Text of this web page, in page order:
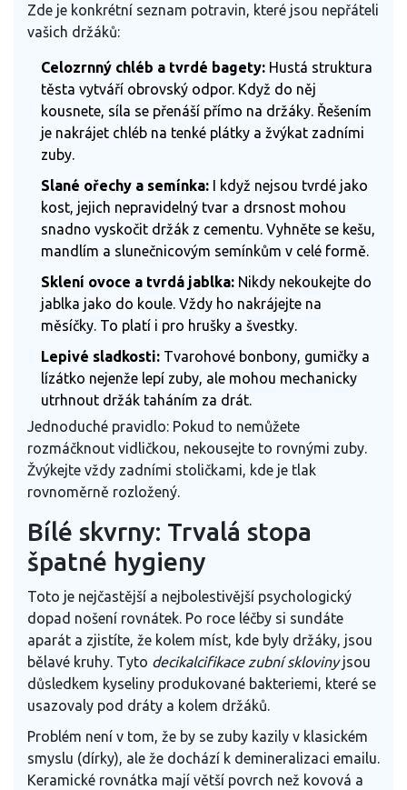
Zde je konkrétní seznam potravin, které jsou nepřáteli
vašich držáků:
Celozrnný chléb a tvrdé bagety: Hustá struktura
těsta vytváří obrovský odpor. Když do něj
kousnete, síla se přenáší přímo na držáky. Řešením
je nakrájet chléb na tenké plátky a žvýkat zadními
zuby.
Slané ořechy a semínka: I když nejsou tvrdé jako
kost, jejich nepravidelný tvar a drsnost mohou
snadno vyskočit držák z cementu. Vyhněte se kešu,
mandlím a slunečnicovým semínkům v celé formě.
Sklení ovoce a tvrdá jablka: Nikdy nekoukejte do
jablka jako do koule. Vždy ho nakrájejte na
měsíčky. To platí i pro hrušky a švestky.
Lepivé sladkosti: Tvarohové bonbony, gumičky a
lízátko nejenže lepí zuby, ale mohou mechanicky
utrhnout držák taháním za drát.
Jednoduché pravidlo: Pokud to nemůžete
rozmáčknout vidličkou, nekousejte to rovnými zuby.
Žvýkejte vždy zadními stoličkami, kde je tlak
rovnoměrně rozložený.
Bílé skvrny: Trvalá stopa
špatné hygieny
Toto je nejčastější a nejbolestivější psychologický
dopad nošení rovnátek. Po roce léčby si sundáte
aparát a zjistíte, že kolem míst, kde byly držáky, jsou
bělavé kruhy. Tyto decikalcifikace zubní sklovinyjsou
důsledkem kyseliny produkované bakteriemi, které se
usazovaly pod dráty a kolem držáků.
Problém není v tom, že by se zuby kazily v klasickém
smyslu (dírky), ale že dochází k demineralizaci emailu.
Keramické rovnátka mají větší povrch než kovová a